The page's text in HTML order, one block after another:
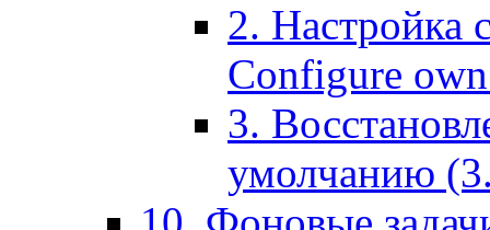
2. Настройка
Configure
3.
умолчанию